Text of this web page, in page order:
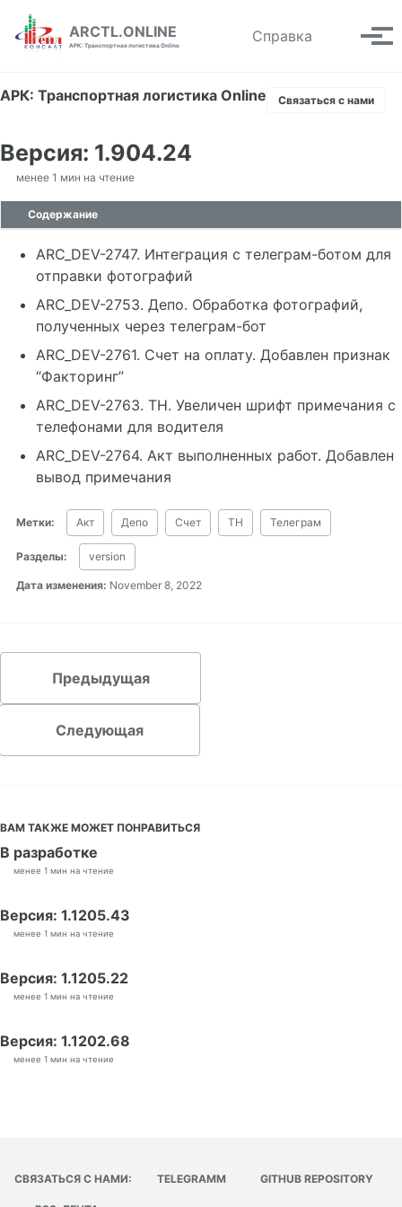
Skip to primary navigation
Skip to content
Skip to footer
ARCTL.ONLINE
АРК: Транспортная логистика Online
Справка Toggle
АРК: Транспортная логистика Online Связаться с нами
Версия: 1.904.24
менее 1 мин на чтение
Содержание
ARC_DEV-2747. Интеграция с телеграм-ботом для
отправки фотографий
ARC_DEV-2753. Депо. Обработка фотографий,
полученных через телеграм-бот
ARC_DEV-2761. Счет на оплату. Добавлен признак
“Факторинг”
ARC_DEV-2763. ТН. Увеличен шрифт примечания с
телефонами для водителя
ARC_DEV-2764. Акт выполненных работ. Добавлен
вывод примечания
Метки: Акт Депо Счет ТН Телеграм
Разделы: version
Дата изменения: November 8, 2022
Предыдущая
Следующая
ВАМ ТАКЖЕ МОЖЕТ ПОНРАВИТЬСЯ
В разработке
менее 1 мин на чтение
Версия: 1.1205.43
менее 1 мин на чтение
Версия: 1.1205.22
менее 1 мин на чтение
Версия: 1.1202.68
менее 1 мин на чтение
СВЯЗАТЬСЯ С НАМИ: TELEGRAMM GITHUB REPOSITORY